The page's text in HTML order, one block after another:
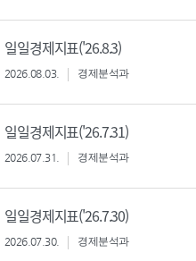
일일경제지표('26.8.3)
2026.08.03. 경제분석과
일일경제지표('26.7.31)
2026.07.31. 경제분석과
일일경제지표('26.7.30)
2026.07.30. 경제분석과